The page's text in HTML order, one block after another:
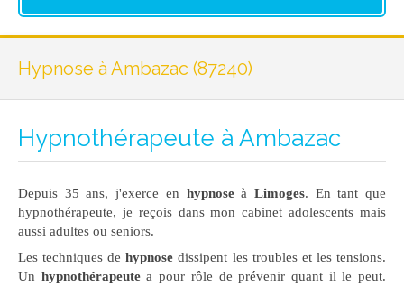
Hypnose à Ambazac (87240)
Hypnothérapeute à Ambazac
Depuis 35 ans, j'exerce en hypnoseà Limoges. En tant que
hypnothérapeute, je reçois dans mon cabinet adolescents mais
aussi adultes ou seniors.
Les techniques dehypnose dissipent les troubles et les tensions.
Un hypnothérapeutea pour rôle de prévenir quant il le peut.